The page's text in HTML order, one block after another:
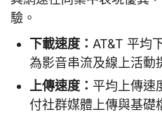
驗。
下載速度： AT&T 平均
為影音串流及線上活動
上傳速度： 平均上傳速
付社群媒體上傳與基礎